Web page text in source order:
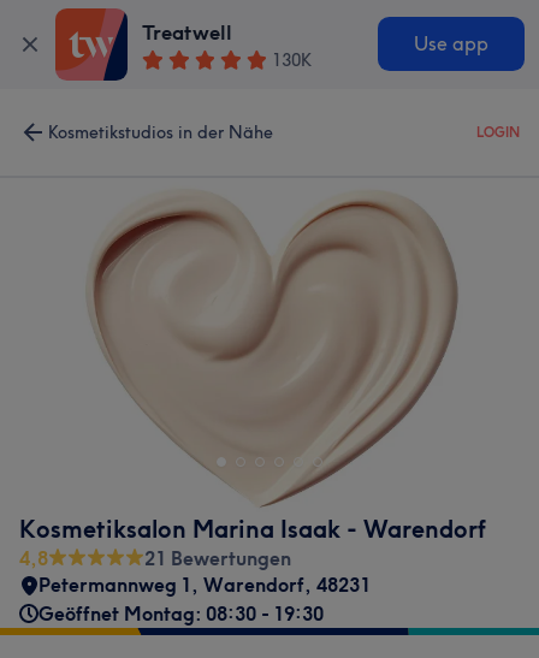
Treatwell
130K
Use app
Kosmetikstudios in der Nähe LOGIN
Kosmetiksalon Marina Isaak - Warendorf
4,8
21 Bewertungen
Petermannweg 1, Warendorf, 48231
Geöffnet Montag: 08:30 - 19:30